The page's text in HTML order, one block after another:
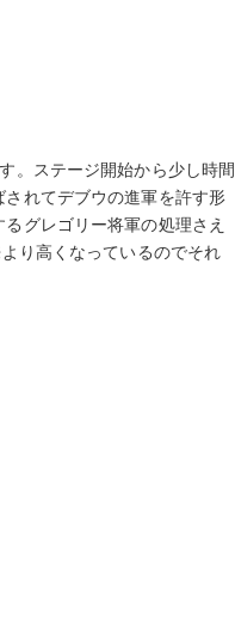
。ステージ開始から少し時間
れてデブウの進軍を許す形
グレゴリー将軍の処理さえ
り高くなっているのでそれ